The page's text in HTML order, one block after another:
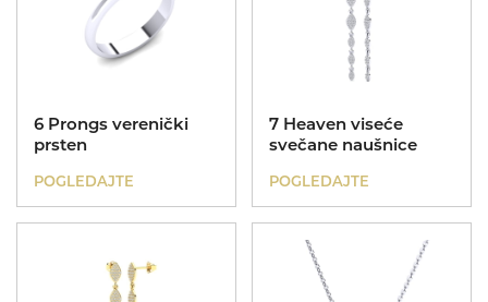
6 Prongs verenički
prsten
POGLEDAJTE
7 Heaven viseće
svečane naušnice
POGLEDAJTE